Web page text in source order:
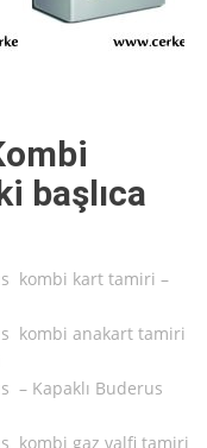
başlıca
kombi kart tamiri –
kombi anakart tamiri
– Kapaklı Buderus
kombi gaz valfi tamiri